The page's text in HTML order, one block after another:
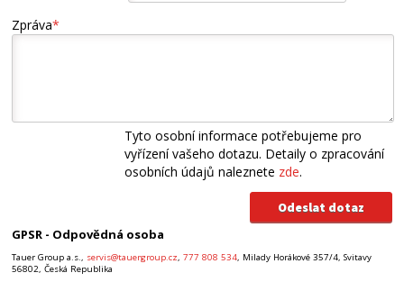
Zpráva*
Tyto osobní informace potřebujeme pro
vyřízení vašeho dotazu. Detaily o zpracování
osobních údajů naleznete zde.
GPSR - Odpovědná osoba
Tauer Group a.s., servis@tauergroup.cz,777 808 534, Milady Horákové 357/4, Svitavy
56802, Česká Republika